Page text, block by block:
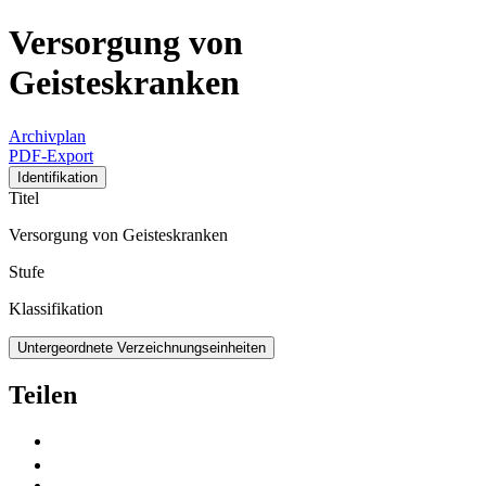
Versorgung von
Geisteskranken
Archivplan
PDF-Export
Identifikation
Titel
Versorgung von Geisteskranken
Stufe
Klassifikation
Untergeordnete Verzeichnungseinheiten
Teilen